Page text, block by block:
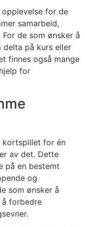
for de
samarbeid,
de som ønsker å
på kurs eller
finnes også mange
for
kortspillet for én
av det. Dette
på en bestemt
og
som ønsker å
forbedre